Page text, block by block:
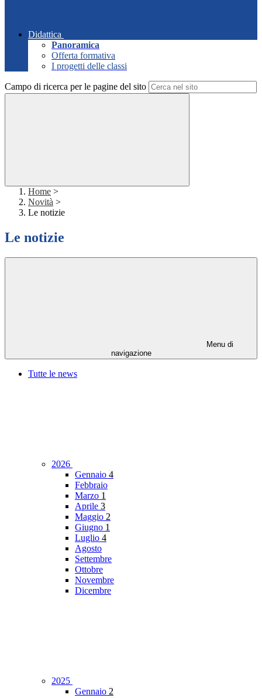
Didattica
Panoramica
Offerta formativa
I progetti delle classi
Campo di ricerca per le pagine del sito
Home >
Novità >
Le notizie
Le notizie
Menu di
navigazione
Tutte le news
2026
Gennaio 4
Febbraio
Marzo 1
Aprile 3
Maggio 2
Giugno 1
Luglio 4
Agosto
Settembre
Ottobre
Novembre
Dicembre
2025
Gennaio 2